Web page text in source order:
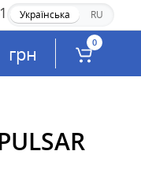
Українська RU
грн 0